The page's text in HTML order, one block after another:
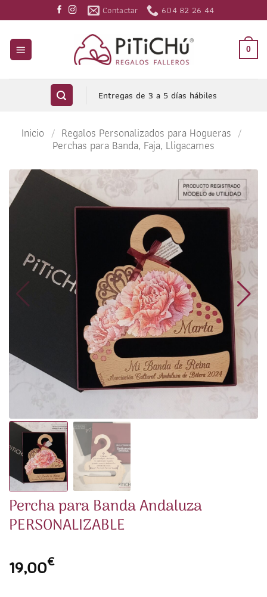
al
contenido
Contactar 604 82 26 44
0
Entregas de 3 a 5 días hábiles
Inicio / Regalos Personalizados para Hogueras /
Perchas para Banda, Faja, Lligacames
Percha para Banda Andaluza
PERSONALIZABLE
19,00€